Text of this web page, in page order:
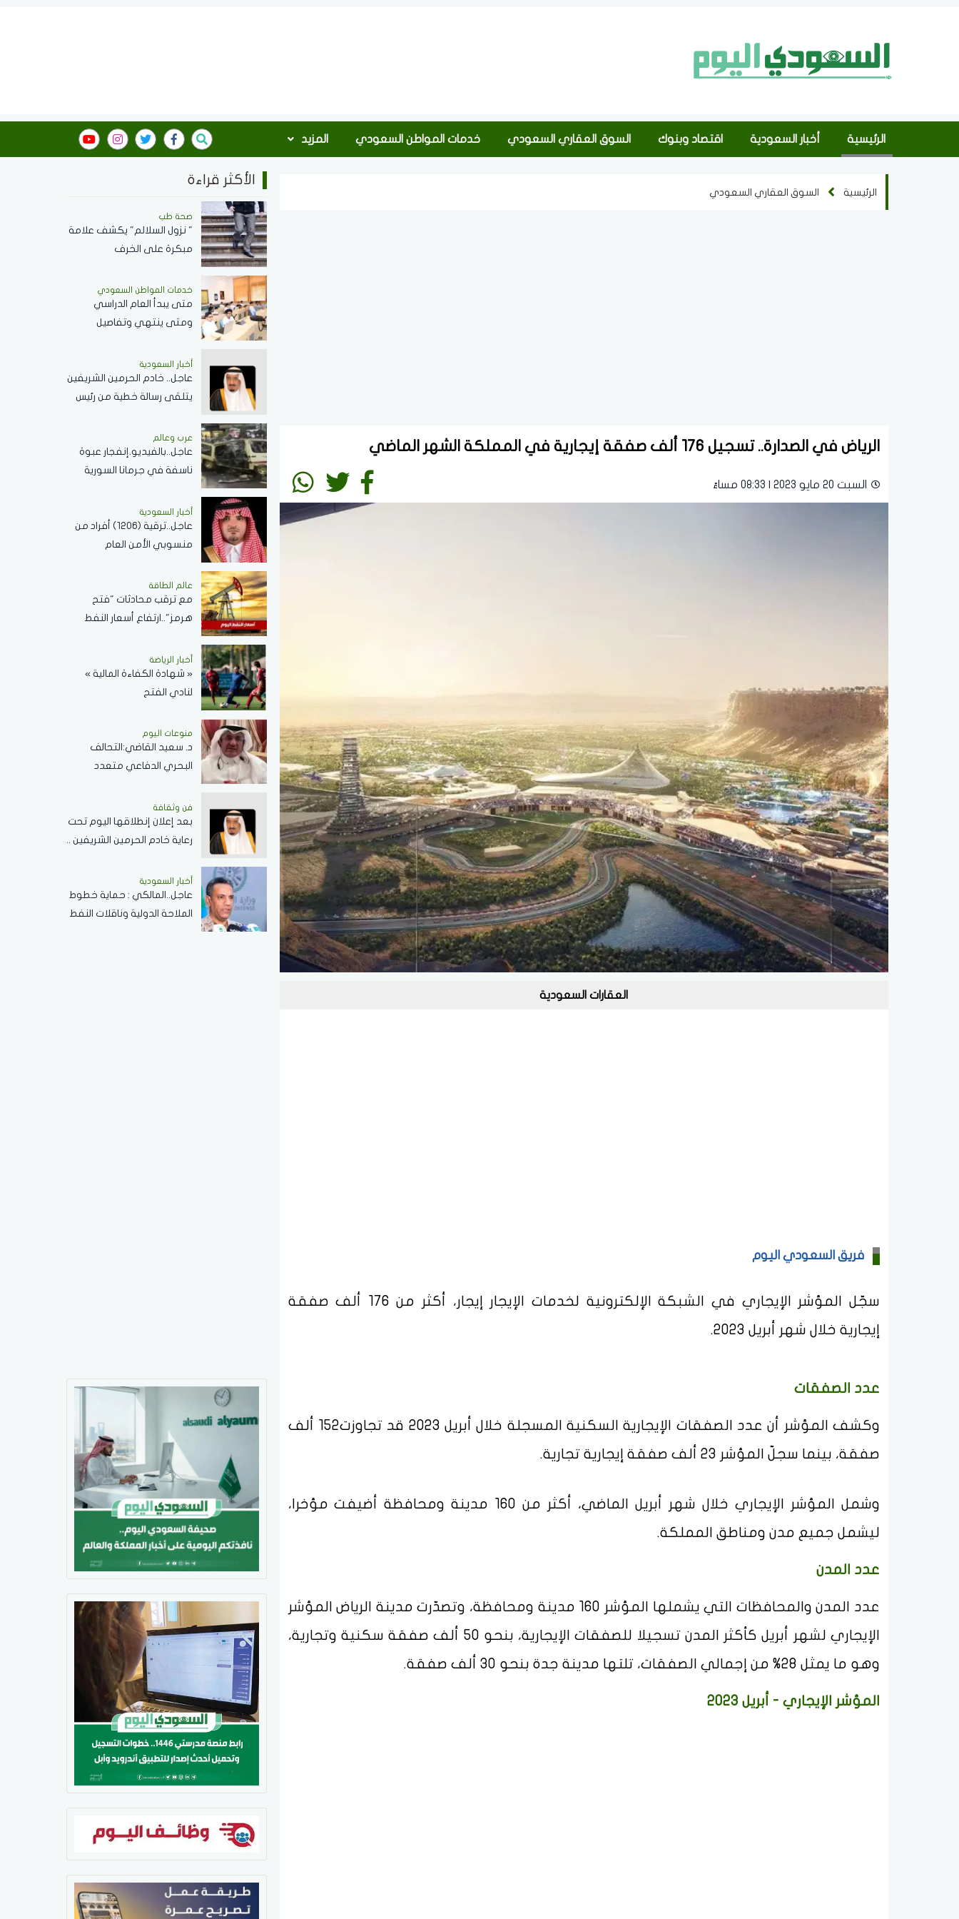
الرئيسية أخبار السعودية اقتصاد وبنوك السوق العقاري السعودي خدمات المواطن السعودي المزيد
الرئيسية السوق العقاري السعودي
الرياض في الصدارة.. تسجيل 176 ألف صفقة إيجارية في المملكة الشهر الماضي
السبت 20 مايو 2023 | 08:33 مساءً
العقارات السعودية
فريق السعودي اليوم
سجّل المؤشر الإيجاري في الشبكة الإلكترونية لخدمات الإيجار إيجار، أكثر من 176 ألف صفقة
إيجارية خلال شهر أبريل 2023.
عدد الصفقات
وكشف المؤشر أن عدد الصفقات الإيجارية السكنية المسجلة خلال أبريل 2023 قد تجاوزت152 ألف
صفقة، بينما سجلّ المؤشر 23 ألف صفقة إيجارية تجارية.
وشمل المؤشر الإيجاري خلال شهر أبريل الماضي، أكثر من 160 مدينة ومحافظة أضيفت مؤخرا،
ليشمل جميع مدن ومناطق المملكة.
عدد المدن
عدد المدن والمحافظات التي يشملها المؤشر 160 مدينة ومحافظة، وتصدّرت مدينة الرياض المؤشر
الإيجاري لشهر أبريل كأكثر المدن تسجيلا للصفقات الإيجارية، بنحو 50 ألف صفقة سكنية وتجارية،
وهو ما يمثل 28% من إجمالي الصفقات، تلتها مدينة جدة بنحو 30 ألف صفقة.
المؤشر الإيجاري - أبريل 2023
الأكثر قراءة
صحة طب
" نزول السلالم" يكشف علامة
مبكرة على الخرف
خدمات المواطن السعودي
‏متى يبدأ العام الدراسي
ومتى ينتهي وتفاصيل
أخبار السعودية
عاجل.. خادم الحرمين الشريفين
يتلقى رسالة خطية من رئيس
العلاقات الثنائية
عرب وعالم
عاجل..بالفيديو.إنفجار عبوة
ناسفة في جرمانا السورية
أخبار السعودية
عاجل..ترقية (1206) أفراد من
منسوبي الأمن العام
عالم الطاقة
مع ترقب محادثات "فتح
هرمز"..ارتفاع أسعار النفط
دولارًا للبرميل
أخبار الرياضة
« شهادة الكفاءة المالية »
لنادي الفتح
منوعات اليوم
د. سعيد القاضي:التحالف
البحري الدفاعي متعدد
وسلام في المضائق المائية
فن وثقافة
بعد إعلان إنطلاقها اليوم تحت
رعاية خادم الحرمين الشريفين ..
مسابقة الملك عبدالعزيز
الدولية لحفظ القرآن الكريم
أخبار السعودية
عاجل..المالكي : حماية خطوط
الملاحة الدولية وناقلات النفط